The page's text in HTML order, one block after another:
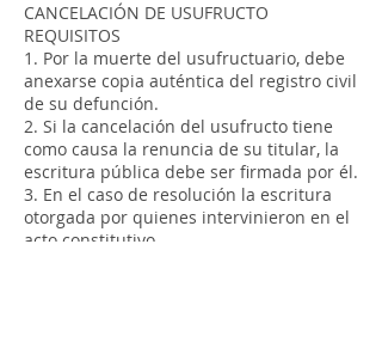
CANCELACIÓN DE USUFRUCTO
REQUISITOS
1. Por la muerte del usufructuario, debe
anexarse copia auténtica del registro civil
de su defunción.
2. Si la cancelación del usufructo tiene
como causa la renuncia de su titular, la
escritura pública debe ser firmada por él.
3. En el caso de resolución la escritura
otorgada por quienes intervinieron en el
acto constitutivo.